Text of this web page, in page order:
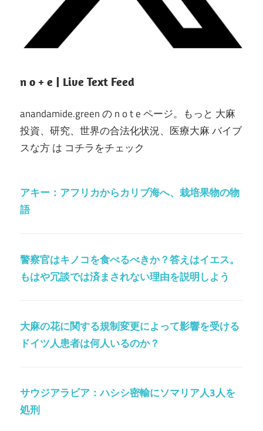
n o + e | Live Text Feed
anandamide.green の n o t e ページ。もっと 大麻
投資、研究、世界の合法化状況、医療大麻 バイブ
スな方 は コチラをチェック
アキー：アフリカからカリブ海へ、栽培果物の物
語
警察官はキノコを食べるべきか？答えはイエス。
もはや冗談では済まされない理由を説明しよう
大麻の花に関する規制変更によって影響を受ける
ドイツ人患者は何人いるのか？
サウジアラビア：ハシシ密輸にソマリア人3人を
処刑